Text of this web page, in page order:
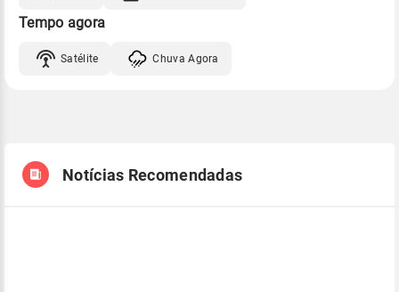
Tempo agora
Satélite Chuva Agora
Notícias Recomendadas